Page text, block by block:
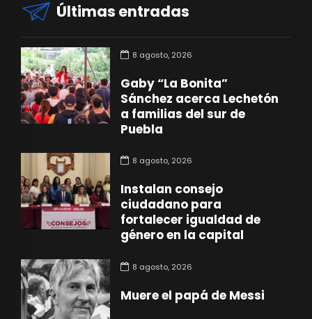
Últimas entradas
8 agosto, 2026
Gaby “La Bonita”
Sánchez acerca Lechetón
a familias del sur de
Puebla
8 agosto, 2026
Instalan consejo
ciudadano para
fortalecer igualdad de
género en la capital
8 agosto, 2026
Muere el papá de Messi